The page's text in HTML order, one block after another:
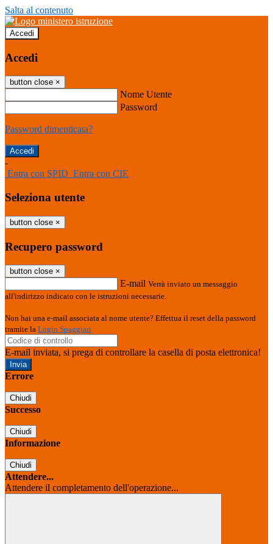
Salta al contenuto
Accedi
Accedi
button close ×
Nome Utente
Password
Password dimenticata?
-
Entra con SPID Entra con CIE
Seleziona utente
button close ×
Recupero password
button close ×
E-mail Verrà inviato un messaggio
all'indirizzo indicato con le istruzioni necessarie.
Non hai una e-mail associata al nome utente? Effettua il reset della password
tramite la Login Spaggiari
E-mail inviata, si prega di controllare la casella di posta elettronica!
Errore
Chiudi
Successo
Chiudi
Informazione
Chiudi
Attendere...
Attendere il completamento dell'operazione...